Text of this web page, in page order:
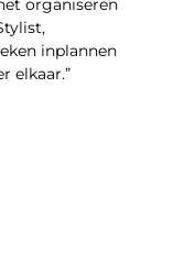
organiseren
inplannen
elkaar.”